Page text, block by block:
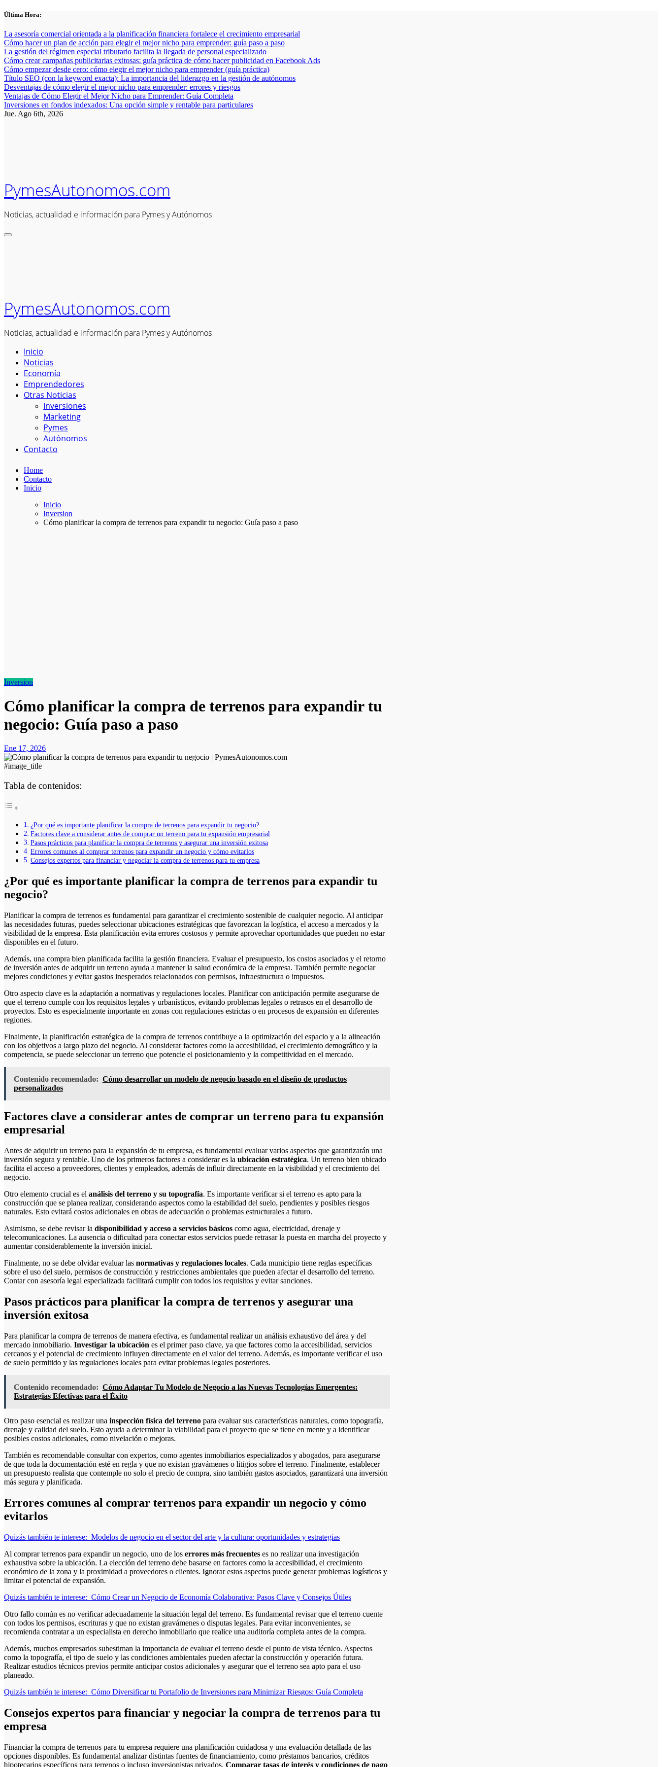
Saltar
contenido
Última Hora:
La asesoría comercial orientada a la planificación financiera fortalece el crecimiento empresarial
Cómo hacer un plan de acción para elegir el mejor nicho para emprender: guía paso a paso
La gestión del régimen especial tributario facilita la llegada de personal especializado
Cómo crear campañas publicitarias exitosas: guía práctica de cómo hacer publicidad en Facebook Ads
Cómo empezar desde cero: cómo elegir el mejor nicho para emprender (guía práctica)
Título SEO (con la keyword exacta): La importancia del liderazgo en la gestión de autónomos
Desventajas de cómo elegir el mejor nicho para emprender: errores y riesgos
Ventajas de Cómo Elegir el Mejor Nicho para Emprender: Guía Completa
Inversiones en fondos indexados: Una opción simple y rentable para particulares
Jue. Ago 6th, 2026
PymesAutonomos.com
Noticias, actualidad e información para Pymes y Autónomos
PymesAutonomos.com
Noticias, actualidad e información para Pymes y Autónomos
Inicio
Noticias
Economía
Emprendedores
Otras Noticias
Inversiones
Marketing
Pymes
Autónomos
Contacto
Home
Contacto
Inicio
Inicio
Inversion
Cómo planificar la compra de terrenos para expandir tu negocio: Guía paso a paso
Inversion
Cómo planificar la compra de terrenos para expandir tu
negocio: Guía paso a paso
Ene 17, 2026
#image_title
Tabla de contenidos:
¿Por qué es importante planificar la compra de terrenos para expandir tu negocio?
Factores clave a considerar antes de comprar un terreno para tu expansión empresarial
Pasos prácticos para planificar la compra de terrenos y asegurar una inversión exitosa
Errores comunes al comprar terrenos para expandir un negocio y cómo evitarlos
Consejos expertos para financiar y negociar la compra de terrenos para tu empresa
¿Por qué es importante planificar la compra de terrenos para expandir tu
negocio?
Planificar la compra de terrenos es fundamental para garantizar el crecimiento sostenible de cualquier negocio. Al anticipar
las necesidades futuras, puedes seleccionar ubicaciones estratégicas que favorezcan la logística, el acceso a mercados y la
visibilidad de la empresa. Esta planificación evita errores costosos y permite aprovechar oportunidades que pueden no estar
disponibles en el futuro.
Además, una compra bien planificada facilita la gestión financiera. Evaluar el presupuesto, los costos asociados y el retorno
de inversión antes de adquirir un terreno ayuda a mantener la salud económica de la empresa. También permite negociar
mejores condiciones y evitar gastos inesperados relacionados con permisos, infraestructura o impuestos.
Otro aspecto clave es la adaptación a normativas y regulaciones locales. Planificar con anticipación permite asegurarse de
que el terreno cumple con los requisitos legales y urbanísticos, evitando problemas legales o retrasos en el desarrollo de
proyectos. Esto es especialmente importante en zonas con regulaciones estrictas o en procesos de expansión en diferentes
regiones.
Finalmente, la planificación estratégica de la compra de terrenos contribuye a la optimización del espacio y a la alineación
con los objetivos a largo plazo del negocio. Al considerar factores como la accesibilidad, el crecimiento demográfico y la
competencia, se puede seleccionar un terreno que potencie el posicionamiento y la competitividad en el mercado.
Contenido recomendado: Cómo desarrollar un modelo de negocio basado en el diseño de productos
personalizados
Factores clave a considerar antes de comprar un terreno para tu expansión
empresarial
Antes de adquirir un terreno para la expansión de tu empresa, es fundamental evaluar varios aspectos que garantizarán una
inversión segura y rentable. Uno de los primeros factores a considerar es la ubicación estratégica. Un terreno bien ubicado
facilita el acceso a proveedores, clientes y empleados, además de influir directamente en la visibilidad y el crecimiento del
negocio.
Otro elemento crucial es el análisis del terreno y su topografía. Es importante verificar si el terreno es apto para la
construcción que se planea realizar, considerando aspectos como la estabilidad del suelo, pendientes y posibles riesgos
naturales. Esto evitará costos adicionales en obras de adecuación o problemas estructurales a futuro.
Asimismo, se debe revisar la disponibilidad y acceso a servicios básicos como agua, electricidad, drenaje y
telecomunicaciones. La ausencia o dificultad para conectar estos servicios puede retrasar la puesta en marcha del proyecto y
aumentar considerablemente la inversión inicial.
Finalmente, no se debe olvidar evaluar las normativas y regulaciones locales. Cada municipio tiene reglas específicas
sobre el uso del suelo, permisos de construcción y restricciones ambientales que pueden afectar el desarrollo del terreno.
Contar con asesoría legal especializada facilitará cumplir con todos los requisitos y evitar sanciones.
Pasos prácticos para planificar la compra de terrenos y asegurar una
inversión exitosa
Para planificar la compra de terrenos de manera efectiva, es fundamental realizar un análisis exhaustivo del área y del
mercado inmobiliario. Investigar la ubicación es el primer paso clave, ya que factores como la accesibilidad, servicios
cercanos y el potencial de crecimiento influyen directamente en el valor del terreno. Además, es importante verificar el uso
de suelo permitido y las regulaciones locales para evitar problemas legales posteriores.
Contenido recomendado: Cómo Adaptar Tu Modelo de Negocio a las Nuevas Tecnologías Emergentes:
Estrategias Efectivas para el Éxito
Otro paso esencial es realizar una inspección física del terreno para evaluar sus características naturales, como topografía,
drenaje y calidad del suelo. Esto ayuda a determinar la viabilidad para el proyecto que se tiene en mente y a identificar
posibles costos adicionales, como nivelación o mejoras.
También es recomendable consultar con expertos, como agentes inmobiliarios especializados y abogados, para asegurarse
de que toda la documentación esté en regla y que no existan gravámenes o litigios sobre el terreno. Finalmente, establecer
un presupuesto realista que contemple no solo el precio de compra, sino también gastos asociados, garantizará una inversión
más segura y planificada.
Errores comunes al comprar terrenos para expandir un negocio y cómo
evitarlos
Quizás también te interese: Modelos de negocio en el sector del arte y la cultura: oportunidades y estrategias
Al comprar terrenos para expandir un negocio, uno de los errores más frecuentes es no realizar una investigación
exhaustiva sobre la ubicación. La elección del terreno debe basarse en factores como la accesibilidad, el crecimiento
económico de la zona y la proximidad a proveedores o clientes. Ignorar estos aspectos puede generar problemas logísticos y
limitar el potencial de expansión.
Quizás también te interese: Cómo Crear un Negocio de Economía Colaborativa: Pasos Clave y Consejos Útiles
Otro fallo común es no verificar adecuadamente la situación legal del terreno. Es fundamental revisar que el terreno cuente
con todos los permisos, escrituras y que no existan gravámenes o disputas legales. Para evitar inconvenientes, se
recomienda contratar a un especialista en derecho inmobiliario que realice una auditoría completa antes de la compra.
Además, muchos empresarios subestiman la importancia de evaluar el terreno desde el punto de vista técnico. Aspectos
como la topografía, el tipo de suelo y las condiciones ambientales pueden afectar la construcción y operación futura.
Realizar estudios técnicos previos permite anticipar costos adicionales y asegurar que el terreno sea apto para el uso
planeado.
Quizás también te interese: Cómo Diversificar tu Portafolio de Inversiones para Minimizar Riesgos: Guía Completa
Consejos expertos para financiar y negociar la compra de terrenos para tu
empresa
Financiar la compra de terrenos para tu empresa requiere una planificación cuidadosa y una evaluación detallada de las
opciones disponibles. Es fundamental analizar distintas fuentes de financiamiento, como préstamos bancarios, créditos
hipotecarios específicos para terrenos o incluso inversionistas privados. Comparar tasas de interés y condiciones de pago